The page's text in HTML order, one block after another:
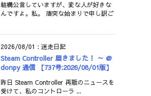
結構公言していますが、変な人が好きな
んですよ。私。 唐突な始まりで申し訳ご
2026/08/01 : 迷走日記
Steam Controller 届きました！ ～ @
donpy 通信 【737号:2026/08/01版】
昨日 Steam Controller 再販のニュースを
受けて、私のコントローラ ...